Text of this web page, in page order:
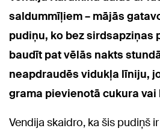
saldummīļiem – mājās
pudiņu, ko bez sirdsapziņas
baudīt pat vēlās nakts
neapdraudēs vidukļa līniju,
grama pievienotā cukura vai
Vendija skaidro, ka šis pudiņš